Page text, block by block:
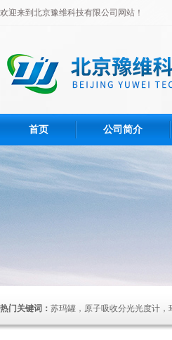
欢迎来到北京豫维科技有限公司网站！
首页 公司简介
热门关键词： 苏玛罐，原子吸收分光光度计，